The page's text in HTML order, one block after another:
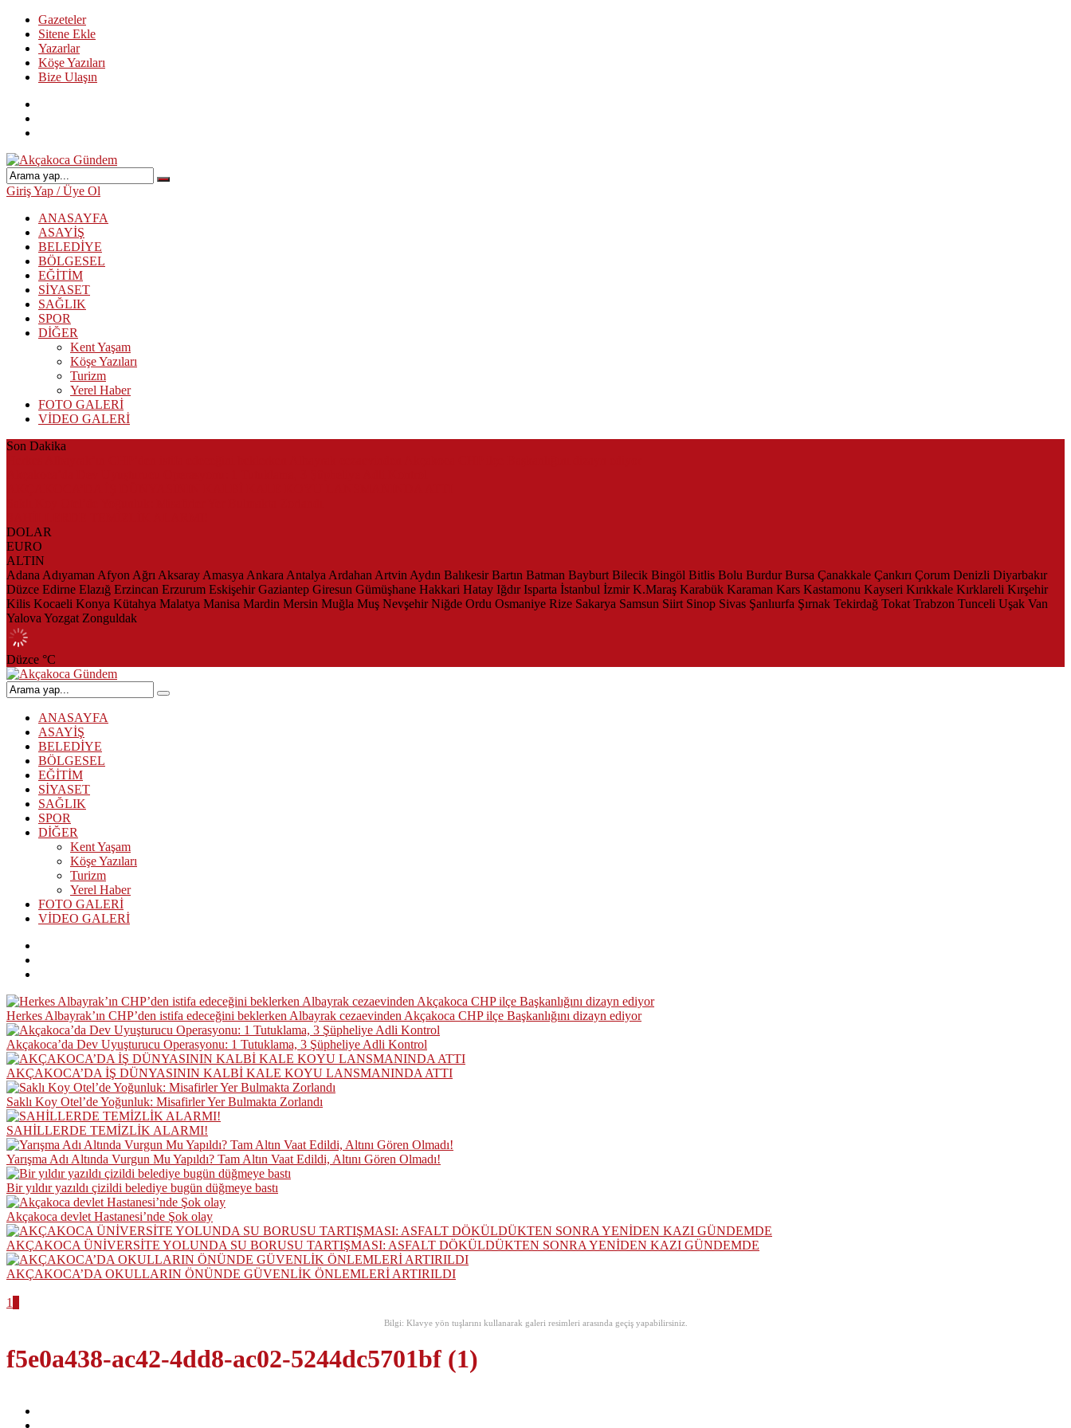
Gazeteler
Sitene Ekle
Yazarlar
Köşe Yazıları
Bize Ulaşın
Giriş Yap / Üye Ol
ANASAYFA
ASAYİŞ
BELEDİYE
BÖLGESEL
EĞİTİM
SİYASET
SAĞLIK
SPOR
DİĞER
Kent Yaşam
Köşe Yazıları
Turizm
Yerel Haber
FOTO GALERİ
VİDEO GALERİ
Son Dakika
DOLAR
EURO
ALTIN
Adana Adıyaman Afyon Ağrı Aksaray Amasya Ankara Antalya Ardahan Artvin Aydın Balıkesir Bartın Batman Bayburt Bilecik Bingöl Bitlis Bolu Burdur Bursa Çanakkale Çankırı Çorum Denizli Diyarbakır
Düzce Edirne Elazığ Erzincan Erzurum Eskişehir Gaziantep Giresun Gümüşhane Hakkari Hatay Iğdır Isparta İstanbul İzmir K.Maraş Karabük Karaman Kars Kastamonu Kayseri Kırıkkale Kırklareli Kırşehir
Kilis Kocaeli Konya Kütahya Malatya Manisa Mardin Mersin Muğla Muş Nevşehir Niğde Ordu Osmaniye Rize Sakarya Samsun Siirt Sinop Sivas Şanlıurfa Şırnak Tekirdağ Tokat Trabzon Tunceli Uşak Van
Yalova Yozgat Zonguldak
Düzce °C
ANASAYFA
ASAYİŞ
BELEDİYE
BÖLGESEL
EĞİTİM
SİYASET
SAĞLIK
SPOR
DİĞER
Kent Yaşam
Köşe Yazıları
Turizm
Yerel Haber
FOTO GALERİ
VİDEO GALERİ
Herkes Albayrak’ın CHP’den istifa edeceğini beklerken Albayrak cezaevinden Akçakoca CHP ilçe Başkanlığını dizayn ediyor
Akçakoca’da Dev Uyuşturucu Operasyonu: 1 Tutuklama, 3 Şüpheliye Adli Kontrol
AKÇAKOCA’DA İŞ DÜNYASININ KALBİ KALE KOYU LANSMANINDA ATTI
Saklı Koy Otel’de Yoğunluk: Misafirler Yer Bulmakta Zorlandı
SAHİLLERDE TEMİZLİK ALARMI!
Yarışma Adı Altında Vurgun Mu Yapıldı? Tam Altın Vaat Edildi, Altını Gören Olmadı!
Bir yıldır yazıldı çizildi belediye bugün düğmeye bastı
Akçakoca devlet Hastanesi’nde Şok olay
AKÇAKOCA ÜNİVERSİTE YOLUNDA SU BORUSU TARTIŞMASI: ASFALT DÖKÜLDÜKTEN SONRA YENİDEN KAZI GÜNDEMDE
AKÇAKOCA’DA OKULLARIN ÖNÜNDE GÜVENLİK ÖNLEMLERİ ARTIRILDI
1
Bilgi: Klavye yön tuşlarını kullanarak galeri resimleri arasında geçiş yapabilirsiniz.
f5e0a438-ac42-4dd8-ac02-5244dc5701bf (1)